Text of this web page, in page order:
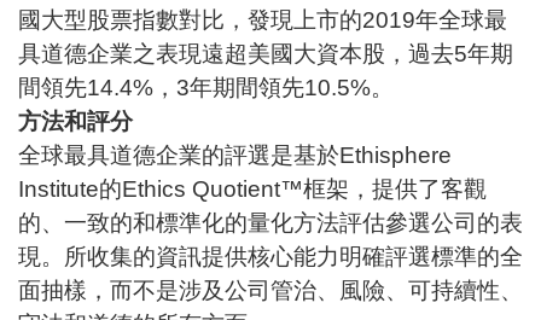
國大型股票指數對比，發現上市的2019年全球最
具道德企業之表現遠超美國大資本股，過去5年期
間領先14.4%，3年期間領先10.5%。
方法和評分
全球最具道德企業的評選是基於Ethisphere
Institute的Ethics Quotient™框架，提供了客觀
的、一致的和標準化的量化方法評估參選公司的表
現。所收集的資訊提供核心能力明確評選標準的全
面抽樣，而不是涉及公司管治、風險、可持續性、